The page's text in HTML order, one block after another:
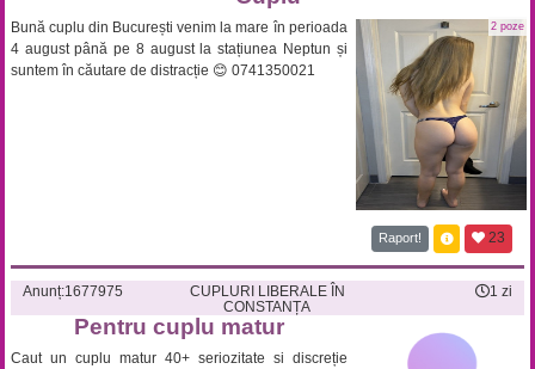
Bună cuplu din București venim la mare în perioada
4 august până pe 8 august la stațiunea Neptun și
suntem în căutare de distracție 😊 0741350021
2 poze
Raport! 23
Anunț:1677975
CUPLURI LIBERALE ÎN
CONSTANȚA
1 zi
Pentru cuplu matur
Caut un cuplu matur 40+ seriozitate si discreție